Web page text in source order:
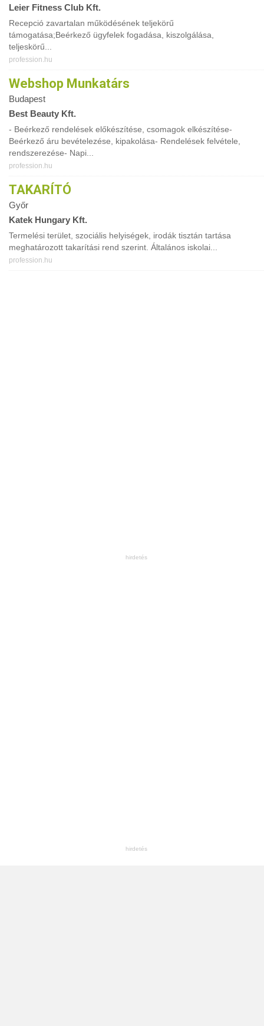
Leier Fitness Club Kft.
Recepció zavartalan működésének teljekörű
támogatása;Beérkező ügyfelek fogadása, kiszolgálása,
teljeskörű...
profession.hu
Webshop Munkatárs
Budapest
Best Beauty Kft.
- Beérkező rendelések előkészítése, csomagok elkészítése-
Beérkező áru bevételezése, kipakolása- Rendelések felvétele,
rendszerezése- Napi...
profession.hu
TAKARÍTÓ
Győr
Katek Hungary Kft.
Termelési terület, szociális helyiségek, irodák tisztán tartása
meghatározott takarítási rend szerint. Általános iskolai...
profession.hu